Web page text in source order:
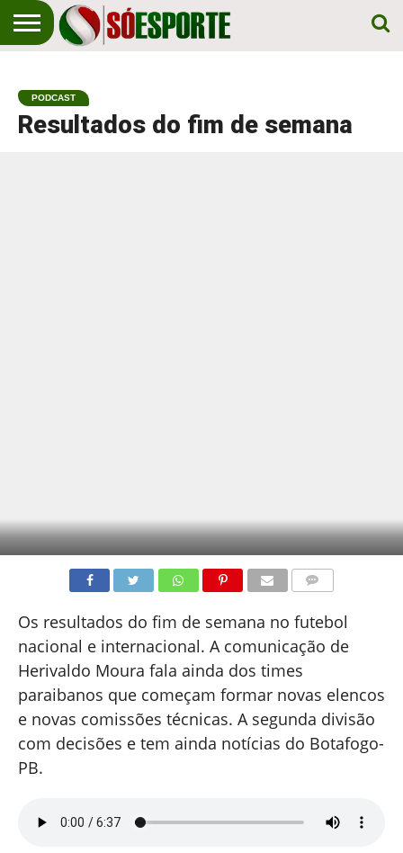
EM
PRIMEIRO
LUGAR!
ESPORTE
PODCAST
Resultados do fim de semana
Os resultados do fim de semana no futebol
nacional e internacional. A comunicação de
Herivaldo Moura fala ainda dos times
paraibanos que começam formar novas elencos
e novas comissões técnicas. A segunda divisão
com decisões e tem ainda notícias do Botafogo-
PB.